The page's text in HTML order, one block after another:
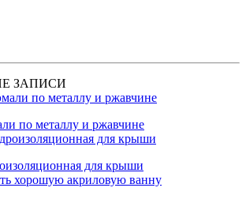
ЗАПИСИ
по металлу и ржавчине
для крыши